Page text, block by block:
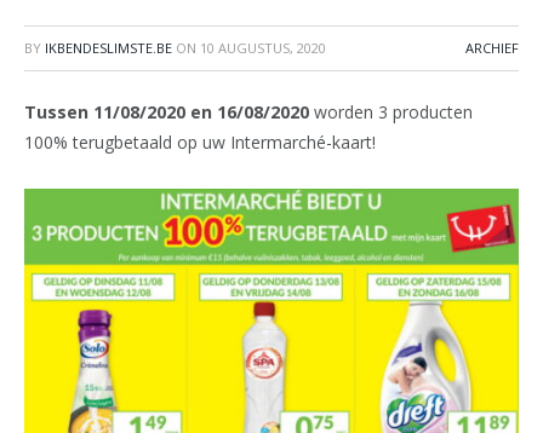
BY IKBENDESLIMSTE.BE ON 10 AUGUSTUS, 2020 ARCHIEF
Tussen 11/08/2020 en 16/08/2020 worden 3 producten
100% terugbetaald op uw Intermarché-kaart!